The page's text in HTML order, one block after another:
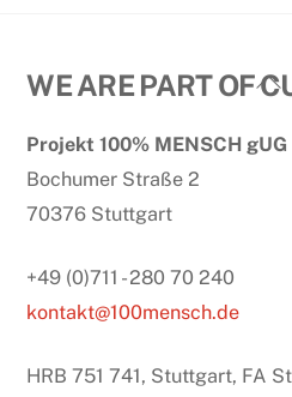
Top
WE ARE PART OF
Projekt 100% MENSCH gUG
Bochumer Straße 2
70376 Stuttgart
+49 (0)711 - 280 70 240
kontakt@100mensch.de
HRB 751 741, Stuttgart, FA